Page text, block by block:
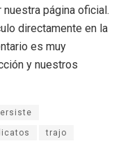
página oficial.
directamente en la
es muy
y nuestros
trajo